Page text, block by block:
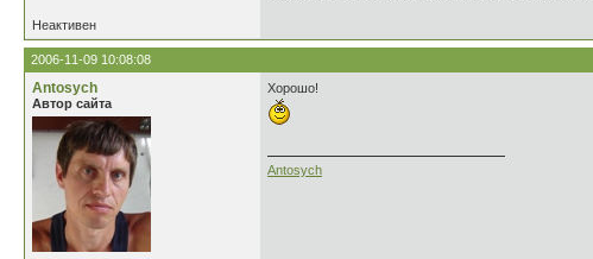
Неактивен
2006-11-09 10:08:08
Antosych
Автор сайта
Хорошо!
Antosych